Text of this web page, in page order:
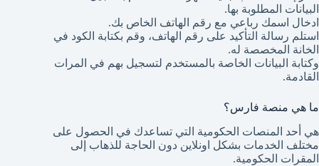
البيانات المطلوبة بها.
ادخال اسمك رباعي مع رقم الهاتف الخاص بك.
استلم رسالة التأكيد على رقم الهاتف، وقم بكتابة الكود في
الخانة المخصصة له.
وكتابة البيانات الخاصة بالمستخدم لتسجيل بهم في المرات
القادمة.
ما هي منصة فارس؟
هي أحد المنصات الحكومية التي تساعدك في الحصول على
مختلف الخدمات بشكل اونلاين دون الحاجة للذهاب إلى
المقرات الحكومية.